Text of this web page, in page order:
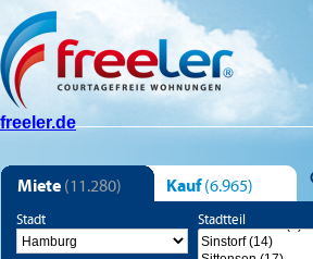
freeler.de
Miete (11.280) Kauf (6.965)
Stadt Stadtteil